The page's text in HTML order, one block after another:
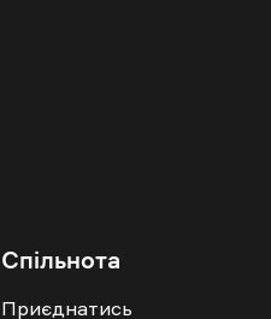
Спільнота
Приєднатись